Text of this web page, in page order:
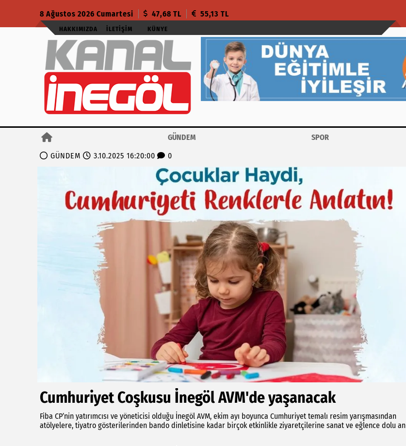
8 Ağustos 2026 Cumartesi 47,68 TL 55,13 TL
HAKKIMIZDA İLETIŞIM KÜNYE
GÜNDEM SPOR
GÜNDEM
3.10.2025 16:20:00 0
Cumhuriyet Coşkusu İnegöl AVM'de yaşanacak
Fiba CP’nin yatırımcısı ve yöneticisi olduğu İnegöl AVM, ekim ayı boyunca Cumhuriyet temalı resim yarışmasından
atölyelere, tiyatro gösterilerinden bando dinletisine kadar birçok etkinlikle ziyaretçilerine sanat ve eğlence dolu an